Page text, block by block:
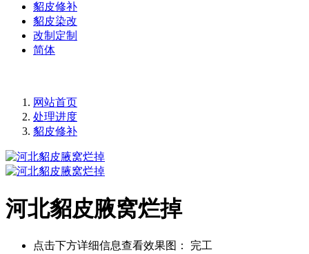
貂皮修补
貂皮染改
改制定制
简体
网站首页
处理进度
貂皮修补
河北貂皮腋窝烂掉
点击下方详细信息查看效果图： 完工